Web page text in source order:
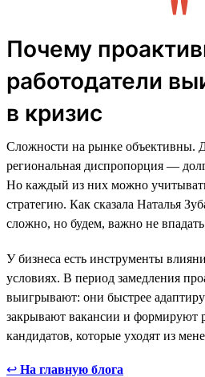
Почему
работодатели
в кризис
Сложности на рынке объективны.
региональная диспропорция —
Но каждый из них можно
стратегию. Как сказала Наталья
сложно, но будем, важно не
У бизнеса есть инструменты
условиях. В период замедления
выигрывают: они быстрее
закрывают вакансии и формируют
кандидатов, которые уходят из
↩ На главную блога